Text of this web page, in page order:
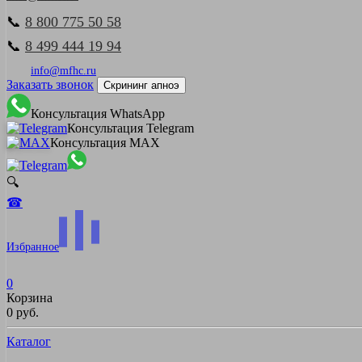
📞 8 800 775 50 58
📞 8 499 444 19 94
info@mfhc.ru
Заказать звонок Скрининг апноэ
Консультация WhatsApp
Консультация Telegram
Консультация MAX
🔍
☎
Избранное
0
Корзина
0 руб.
Каталог